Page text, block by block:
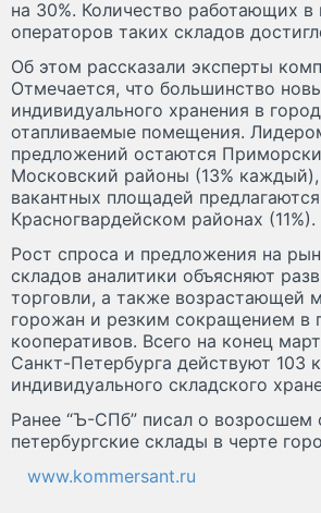
на 30%. Количество работающих в
операторов таких складов
Об этом рассказали эксперты
Отмечается, что большинство
индивидуального хранения в
отапливаемые помещения.
предложений остаются
Московский районы (13%
вакантных площадей
Красногвардейском районах (11%).
Рост спроса и предложения на
складов аналитики объясняют
торговли, а также возрастающей
горожан и резким сокращением в
кооперативов. Всего на конец
Санкт-Петербурга действуют 103
индивидуального складского
Ранее “Ъ-СПб” писал о возросшем
петербургские склады в черте
www.kommersant.ru